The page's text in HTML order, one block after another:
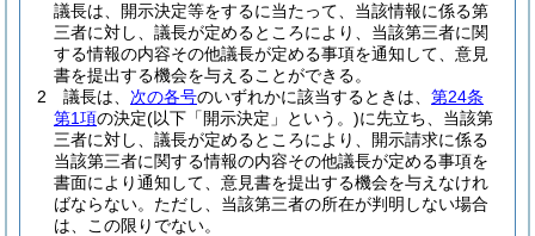
議長は、開示決定等をするに当たって、当該情報に係る第
三者に対し、議長が定めるところにより、当該第三者に関
する情報の内容その他議長が定める事項を通知して、意見
書を提出する機会を与えることができる。
2
議長は、 次の各号のいずれかに該当するときは、 第24条
第1項の決定(以下「開示決定」という。)に先立ち、当該第
三者に対し、議長が定めるところにより、開示請求に係る
当該第三者に関する情報の内容その他議長が定める事項を
書面により通知して、意見書を提出する機会を与えなけれ
ばならない。 ただし、当該第三者の所在が判明しない場合
は、この限りでない。